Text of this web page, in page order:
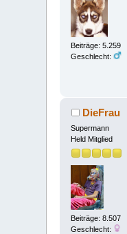
Beiträge: 5.259
Geschlecht:
DieFrau
Supermann
Held Mitglied
Beiträge: 8.507
Geschlecht: